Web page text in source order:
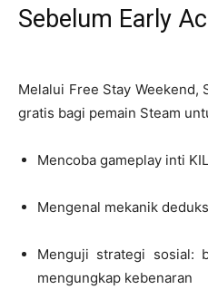
Sebelum Early
Melalui Free Stay Weekend,
gratis bagi pemain Steam
Mencoba gameplay inti
Mengenal mekanik
Menguji strategi sosial:
mengungkap kebenaran